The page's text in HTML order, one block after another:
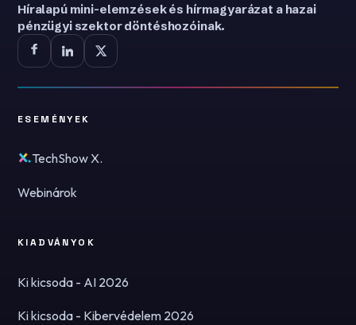
Híralapú mini-elemzések és hírmagyarázat a hazai
pénzügyi szektor döntéshozóinak.
ESEMÉNYEK
TechShow X.
Webinárok
KIADVÁNYOK
Ki kicsoda - AI 2026
Ki kicsoda - Kibervédelem 2026